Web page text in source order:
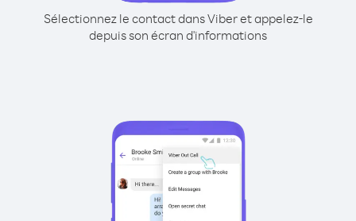
Sélectionnez le contact dans Viber et appelez-le
depuis son écran d'informations